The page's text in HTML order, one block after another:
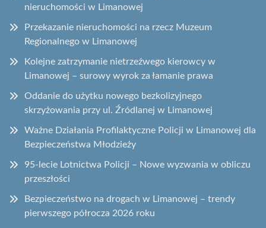
nieruchomości w Limanowej
Przekazanie nieruchomości na rzecz Muzeum
Regionalnego w Limanowej
Kolejne zatrzymanie nietrzeźwego kierowcy w
Limanowej – surowy wyrok za łamanie prawa
Oddanie do użytku nowego bezkolizyjnego
skrzyżowania przy ul. Źródlanej w Limanowej
Ważne Działania Profilaktyczne Policji w Limanowej dla
Bezpieczeństwa Młodzieży
95-lecie Lotnictwa Policji – Nowe wyzwania w obliczu
przeszłości
Bezpieczeństwo na drogach w Limanowej – trendy
pierwszego półrocza 2026 roku